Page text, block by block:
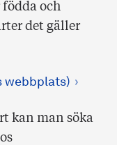
födda och
det gäller
webbplats)
kan man söka